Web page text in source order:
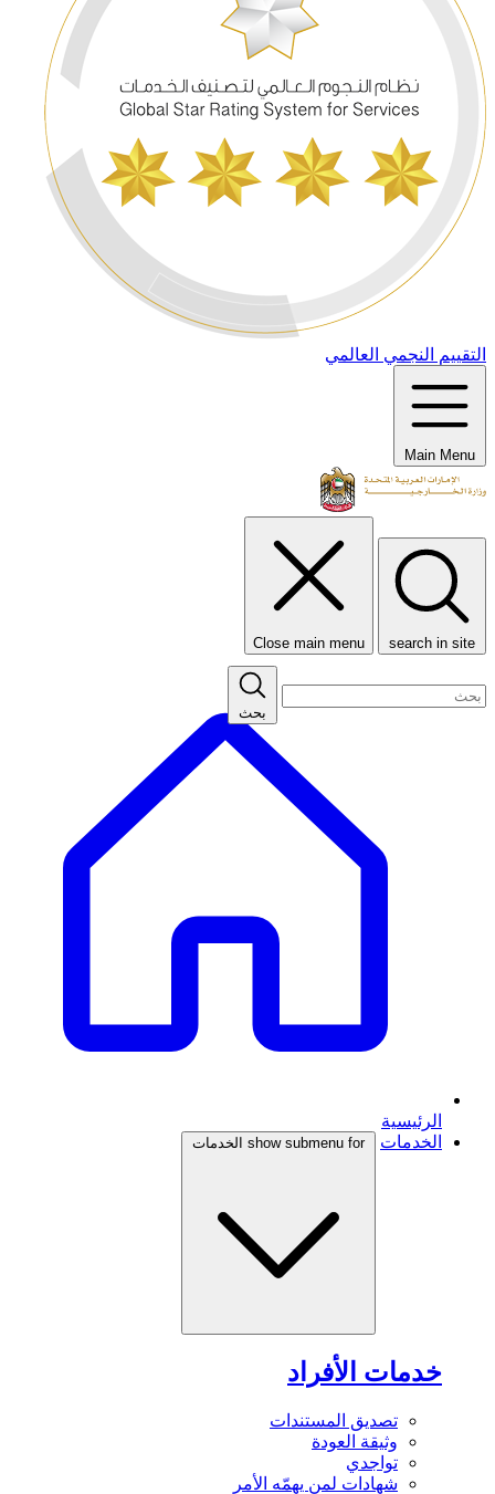
التقييم النجمي العالمي
Main Menu
search in site
Close main menu
بحث
الرئيسية
الخدمات
show submenu for الخدمات
خدمات الأفراد
تصديق المستندات
وثيقة العودة
تواجدي
شهادات لمن يهمّه الأمر